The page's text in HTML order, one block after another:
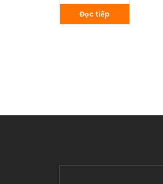
Đọc tiếp